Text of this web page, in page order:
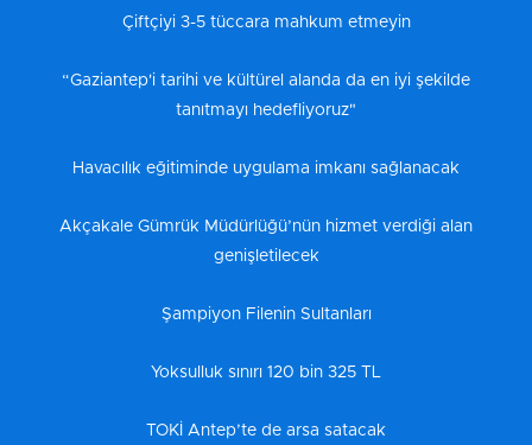
Çiftçiyi 3-5 tüccara mahkum etmeyin
“Gaziantep'i tarihi ve kültürel alanda da en iyi şekilde
tanıtmayı hedefliyoruz"
Havacılık eğitiminde uygulama imkanı sağlanacak
Akçakale Gümrük Müdürlüğü’nün hizmet verdiği alan
genişletilecek
Şampiyon Filenin Sultanları
Yoksulluk sınırı 120 bin 325 TL
TOKİ Antep’te de arsa satacak